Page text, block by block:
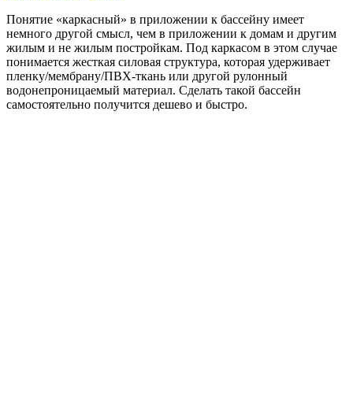
Понятие «каркасный» в приложении к бассейну имеет
немного другой смысл, чем в приложении к домам и другим
жилым и не жилым постройкам. Под каркасом в этом случае
понимается жесткая силовая структура, которая удерживает
пленку/мембрану/ПВХ-ткань или другой рулонный
водонепроницаемый материал. Сделать такой бассейн
самостоятельно получится дешево и быстро.